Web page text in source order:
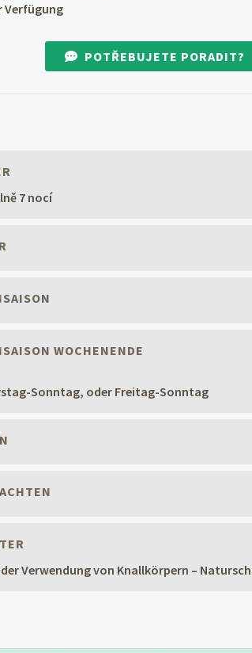
Verfügung
POTŘEBUJETE PORADIT?
7 nocí
WOCHENENDE
Sonntag, oder Freitag-Sonntag
Verwendung von Knallkörpern –